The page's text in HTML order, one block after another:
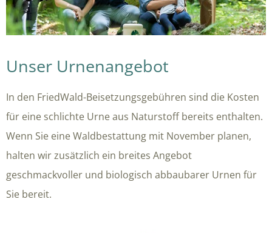
Unser Urnenangebot
In den FriedWald-Beisetzungsgebühren sind die Kosten
für eine schlichte Urne aus Naturstoff bereits enthalten.
Wenn Sie eine Waldbestattung mit November planen,
halten wir zusätzlich ein breites Angebot
geschmackvoller und biologisch abbaubarer Urnen für
Sie bereit.